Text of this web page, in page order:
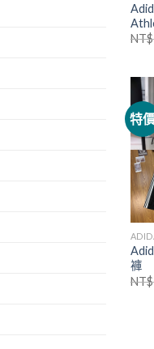
NT$
特
褲
NT$